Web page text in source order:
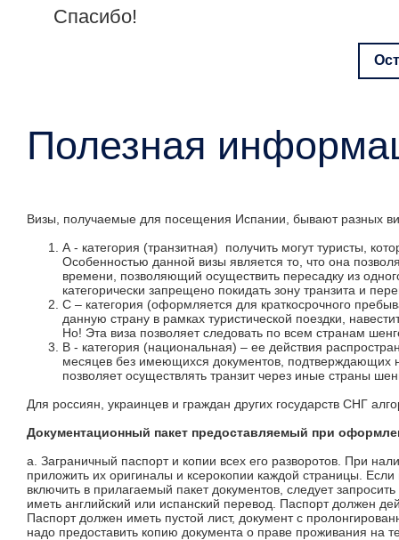
Спасибо!
Полезная
Визы, получаемые для посещения Испании, бывают разных
А - категория (транзитная) получить могут туристы,
Особенностью данной визы является то, что она
времени, позволяющий осуществить пересадку из
категорически запрещено покидать зону транзита и
С – категория (оформляется для краткосрочного
данную страну в рамках туристической поездки,
Но! Эта виза позволяет следовать по всем странам
В - категория (национальная) – ее действия
месяцев без имеющихся документов, подтверждающих
позволяет осуществлять транзит через иные страны
Для россиян, украинцев и граждан других государств СНГ
Документационный пакет предоставляемый при
a. Заграничный паспорт и копии всех его разворотов. При
приложить их оригиналы и ксерокопии каждой страницы.
включить в прилагаемый пакет документов, следует
иметь английский или испанский перевод. Паспорт должен
Паспорт должен иметь пустой лист, документ с
надо предоставить копию документа о праве проживания на